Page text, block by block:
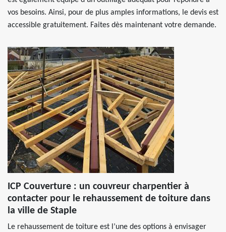
vos besoins. Ainsi, pour de plus amples informations, le devis est
accessible gratuitement. Faites dès maintenant votre demande.
ICP Couverture : un couvreur charpentier à
contacter pour le rehaussement de toiture dans
la ville de Staple
Le rehaussement de toiture est l’une des options à envisager